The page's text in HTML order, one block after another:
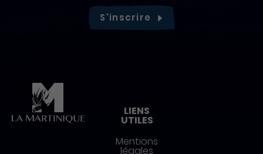
S'inscrire
LIENS
UTILES
Mentions
légales